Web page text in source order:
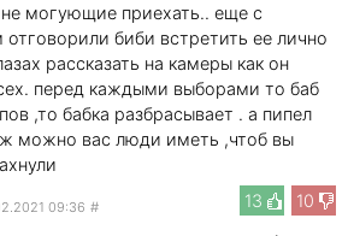
не могующие приехать.. еще с
биби встретить ее лично
рассказать на камеры как он
перед каждыми выборами то баб
,то бабка разбрасывает . а пипел
можно вас люди иметь ,чтоб вы
13
10
09:36 #